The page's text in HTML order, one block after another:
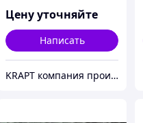
Цену уточняйте
Написать
KRAPT компания производитель- емкостное, резервуарное, теплообменное оборудование